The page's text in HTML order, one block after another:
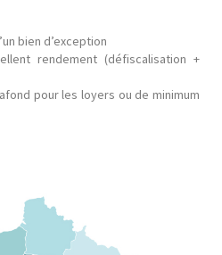
bien d’exception
rendement (défiscalisation +
pour les loyers ou de minimum